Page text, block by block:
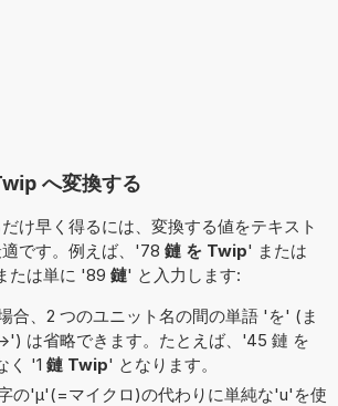
へ変換する
け早く得るには、変換する値をテキスト
です。例えば、'78 鏈 を Twip' または
たは単に '89 鏈' と入力します:
合、2 つのユニット名の間の単語 'を' (ま
は省略できます。たとえば、'45 鏈 を
く '1 鏈 Twip' となります。
の'μ'(=マイクロ)の代わりに単純な'u'を使